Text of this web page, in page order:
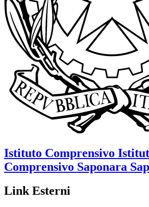
Istituto Comprensivo
Comprensivo Saponara
Link Esterni